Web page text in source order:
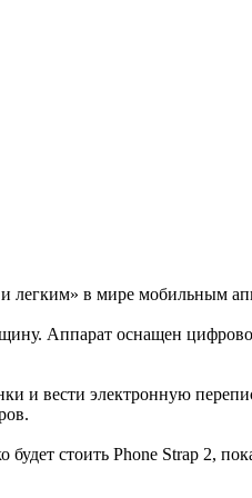
легким» в мире мобильным
Аппарат оснащен
и вести электронную
стоить Phone Strap 2,